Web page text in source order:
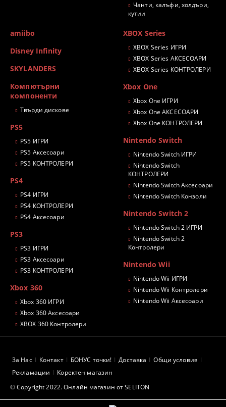
Чанти, калъфи, холдъри,
кутии
amiibo
Disney Infinity
SKYLANDERS
Компютърни
компоненти
Твърди дискове
PS5
PS5 ИГРИ
PS5 Аксесоари
PS5 КОНТРОЛЕРИ
PS4
PS4 ИГРИ
PS4 КОНТРОЛЕРИ
PS4 Аксесоари
PS3
PS3 ИГРИ
PS3 Аксесоари
PS3 КОНТРОЛЕРИ
Xbox 360
Xbox 360 ИГРИ
Xbox 360 Аксесоари
XBOX 360 Контролери
XBOX Series
XBOX Series ИГРИ
XBOX Series АКСЕСОАРИ
XBOX Series КОНТРОЛЕРИ
Xbox One
Xbox One ИГРИ
Xbox One АКСЕСОАРИ
Xbox One КОНТРОЛЕРИ
Nintendo Switch
Nintendo Switch ИГРИ
Nintendo Switch
КОНТРОЛЕРИ
Nintendo Switch Аксесоари
Nintendo Switch Конзоли
Nintendo Switch 2
Nintendo Switch 2 ИГРИ
Nintendo Switch 2
Контролери
Nintendo Wii
Nintendo Wii ИГРИ
Nintendo Wii Контролери
Nintendo Wii Аксесоари
© Copyright 2022. Онлайн магазин от SELITON
За Нас Контакт БОНУС точки! Доставка
Общи условия
Рекламации
Коректен магазин